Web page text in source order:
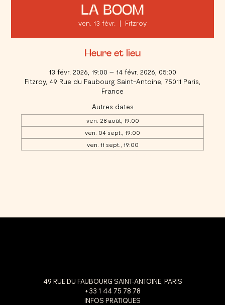
LA BOOM
ven. 13 févr.
  |
Fitzroy
Heure et lieu
13 févr. 2026, 19:00 – 14 févr. 2026, 05:00
Fitzroy, 49 Rue du Faubourg Saint-Antoine, 75011 Paris,
France
Autres dates
ven. 28 août, 19:00
ven. 04 sept., 19:00
ven. 11 sept., 19:00
49 RUE DU FAUBOURG SAINT-ANTOINE, PARIS
+33 1 44 75 78 78
INFOS PRATIQUES